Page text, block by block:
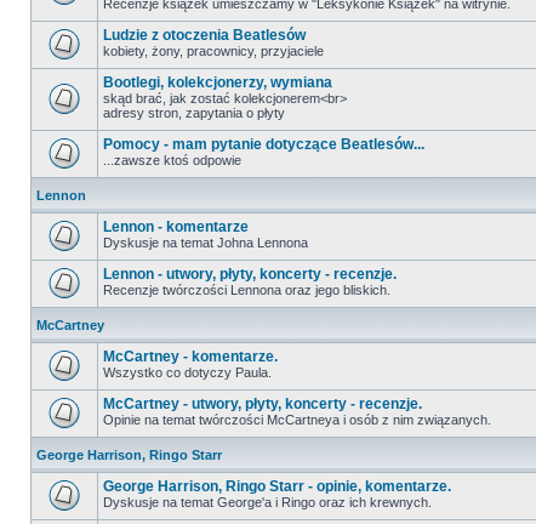
Recenzje książek umieszczamy w "Leksykonie Książek" na witrynie.
Ludzie z otoczenia Beatlesów
kobiety, żony, pracownicy, przyjaciele
Bootlegi, kolekcjonerzy, wymiana
skąd brać, jak zostać kolekcjonerem<br>
adresy stron, zapytania o płyty
Pomocy - mam pytanie dotyczące Beatlesów...
...zawsze ktoś odpowie
Lennon
Lennon - komentarze
Dyskusje na temat Johna Lennona
Lennon - utwory, płyty, koncerty - recenzje.
Recenzje twórczości Lennona oraz jego bliskich.
McCartney
McCartney - komentarze.
Wszystko co dotyczy Paula.
McCartney - utwory, płyty, koncerty - recenzje.
Opinie na temat twórczości McCartneya i osób z nim związanych.
George Harrison, Ringo Starr
George Harrison, Ringo Starr - opinie, komentarze.
Dyskusje na temat George'a i Ringo oraz ich krewnych.